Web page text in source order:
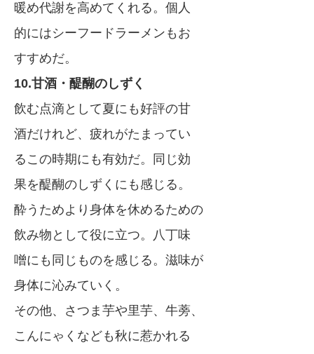
暖め代謝を高めてくれる。個人
的にはシーフードラーメンもお
すすめだ。
10.甘酒・醍醐のしずく
飲む点滴として夏にも好評の甘
酒だけれど、疲れがたまってい
るこの時期にも有効だ。同じ効
果を醍醐のしずくにも感じる。
酔うためより身体を休めるための
飲み物として役に立つ。八丁味
噌にも同じものを感じる。滋味が
身体に沁みていく。
その他、さつま芋や里芋、牛蒡、
こんにゃくなども秋に惹かれる